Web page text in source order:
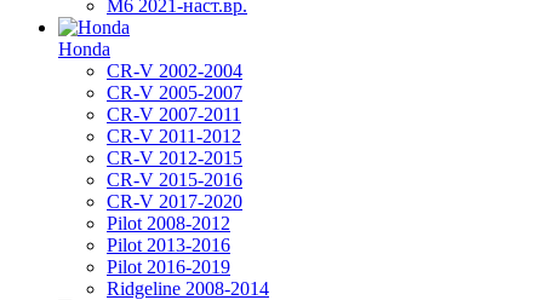
М6 2021-наст.вр.
Honda
CR-V 2002-2004
CR-V 2005-2007
CR-V 2007-2011
CR-V 2011-2012
CR-V 2012-2015
CR-V 2015-2016
CR-V 2017-2020
Pilot 2008-2012
Pilot 2013-2016
Pilot 2016-2019
Ridgeline 2008-2014